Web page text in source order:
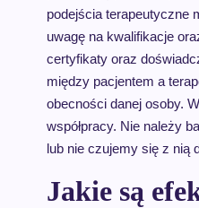
podejścia terapeutyczne
uwagę na kwalifikacje
certyfikaty oraz
między pacjentem a
obecności danej osoby.
współpracy. Nie należy
lub nie czujemy się z nią
Jakie są